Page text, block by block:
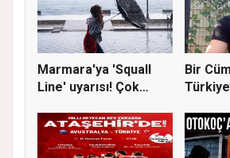
Marmara'ya 'Squall
Line' uyarısı! Çok
Bir